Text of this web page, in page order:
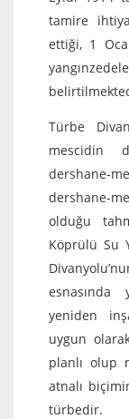
tamire
ettiği, 1
Türbe
mescidin
dershane-
dershane-
olduğu
Köprülü Su
esnasında
yeniden
uygun
planlı olup
atnalı
türbedir.